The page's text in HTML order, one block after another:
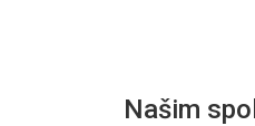
Našim